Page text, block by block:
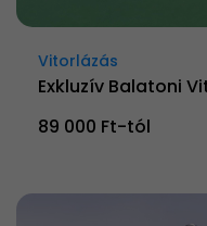
Vitorlázás
Exkluzív Balatoni
89 000 Ft-tól